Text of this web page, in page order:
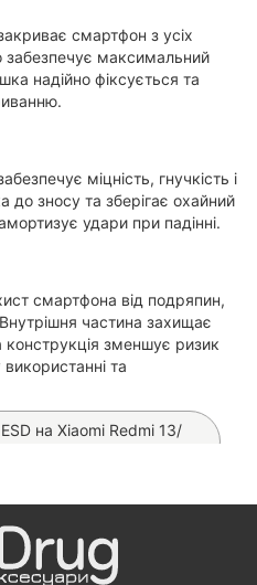
смартфон з усіх
максимальний
надійно фіксується та
міцність, гнучкість і
до зносу та зберігає охайний
удари при падінні.
смартфона від подряпин,
частина захищає
зменшує ризик
та
на Xiaomi Redmi 13/
на Xiaomi Redmi 13/ Poco
4G